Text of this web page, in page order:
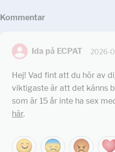
Kommentar
Ida på ECPAT 2026-
Hej! Vad fint att du hör av
viktigaste är att det känns
som är 15 år inte ha sex
här.